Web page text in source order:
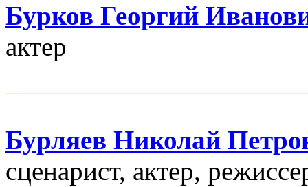
Бурков Георгий
актер
Бурляев Николай
сценарист, актер,